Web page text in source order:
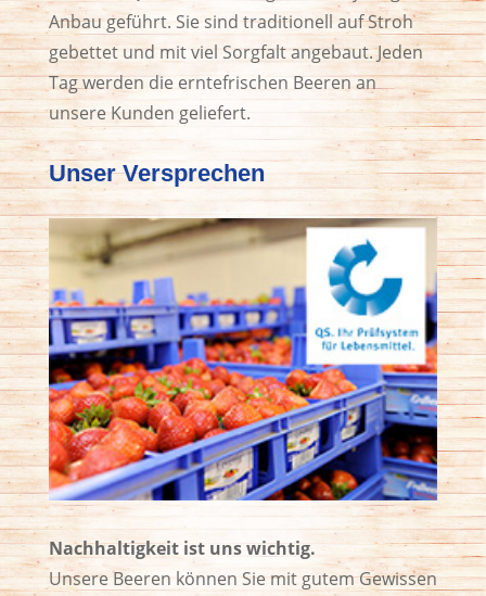
Anbau geführt. Sie sind traditionell auf Stroh
gebettet und mit viel Sorgfalt angebaut. Jeden
Tag werden die erntefrischen Beeren an
unsere Kunden geliefert.
Unser Versprechen
Nachhaltigkeit ist uns wichtig.
Unsere Beeren können Sie mit gutem Gewissen